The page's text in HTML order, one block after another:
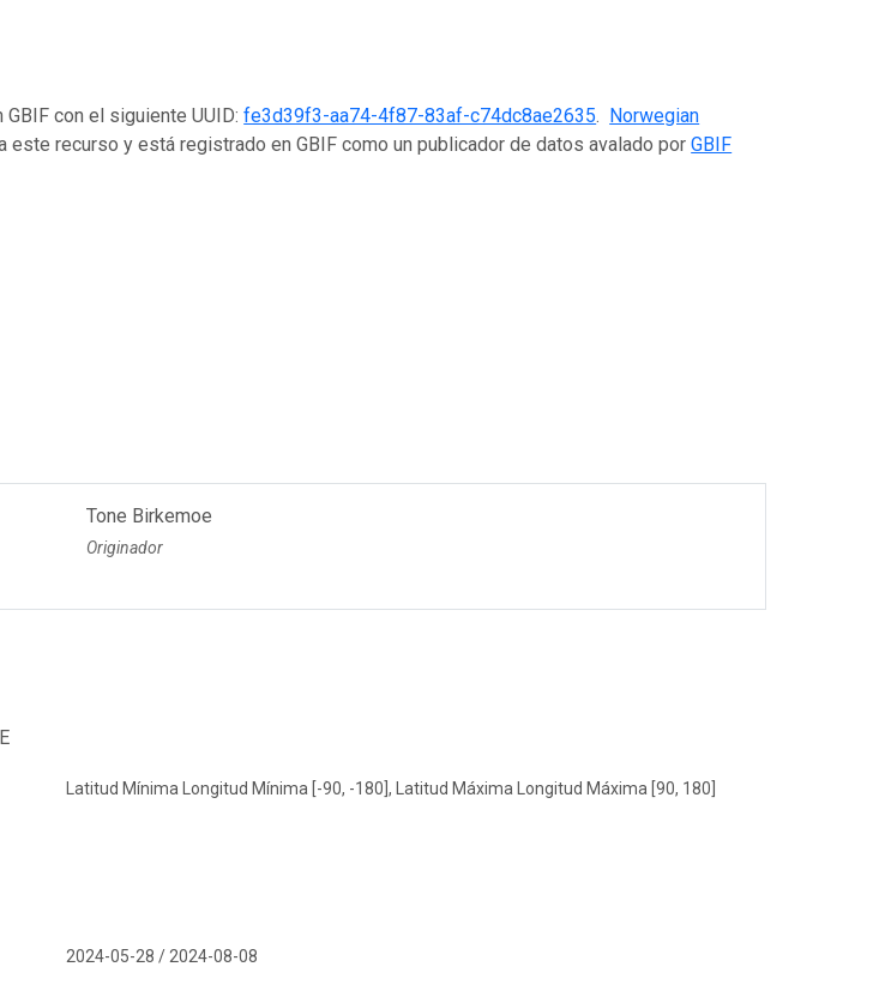
con el siguiente UUID:fe3d39f3-aa74-4f87-83af-c74dc8ae2635.
Norwegian
este recurso y está registrado en GBIF como un publicador de datos avalado porGBIF
Tone Birkemoe
Originador
Latitud Mínima Longitud Mínima [-90, -180], Latitud Máxima Longitud Máxima [90, 180]
2024-05-28 / 2024-08-08